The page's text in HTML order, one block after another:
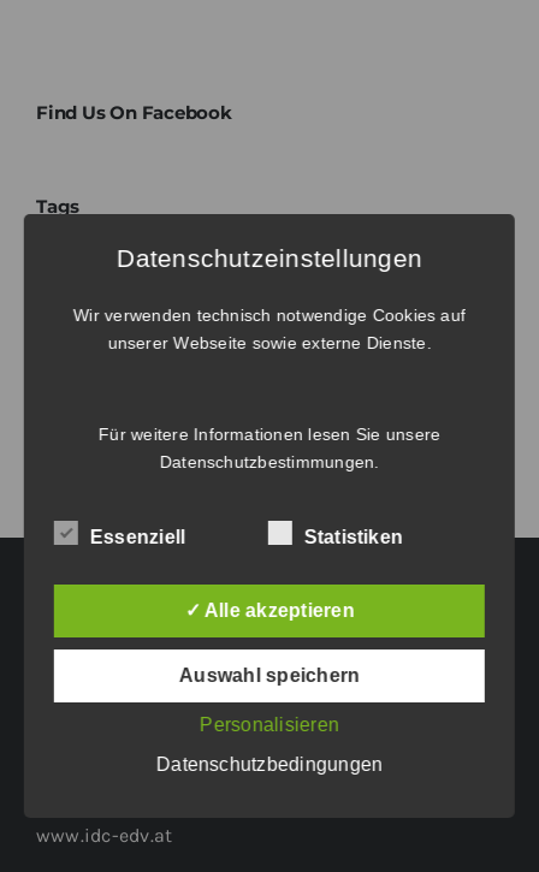
Find Us On Facebook
Tags
No tags to display. Try to select another
taxonomy.
Tel.: +43 5412 63200
www.idc-edv.at
Datenschutzeinstellungen
Wir verwenden technisch notwendige Cookies auf
unserer Webseite sowie externe Dienste.
Für weitere Informationen lesen Sie unsere
Datenschutzbestimmungen
Essenziell Statistiken
✓ Alle akzeptieren
Auswahl speichern
Personalisieren
Datenschutzbedingungen